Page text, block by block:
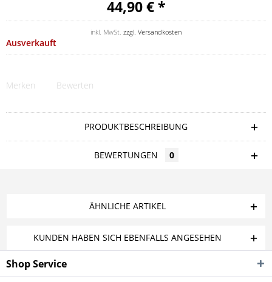
44,90 € *
inkl. MwSt. zzgl. Versandkosten
Ausverkauft
Merken Bewerten
PRODUKTBESCHREIBUNG
BEWERTUNGEN 0
ÄHNLICHE ARTIKEL
KUNDEN HABEN SICH EBENFALLS ANGESEHEN
Shop Service